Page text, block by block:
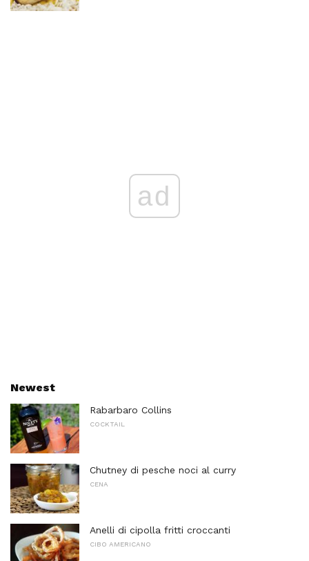
ad
Newest
Rabarbaro Collins
COCKTAIL
Chutney di pesche noci al curry
CENA
Anelli di cipolla fritti croccanti
CIBO AMERICANO